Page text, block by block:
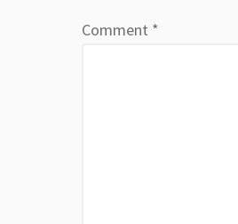
Comment *